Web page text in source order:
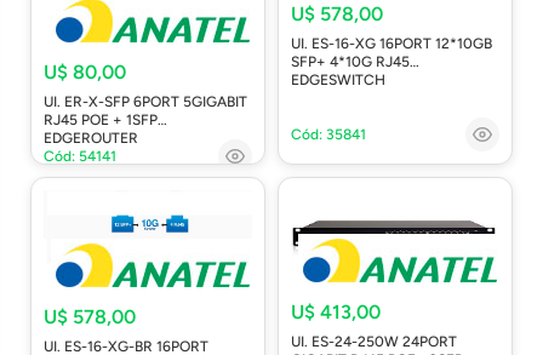
U$ 80,00
UI. ER-X-SFP 6PORT 5GIGABIT
RJ45 POE + 1SFP
EDGEROUTER
Cód: 54141
U$ 578,00
UI. ES-16-XG 16PORT 12*10GB
SFP+ 4*10G RJ45
EDGESWITCH
Cód: 35841
U$ 578,00
UI. ES-16-XG-BR 16PORT
U$ 413,00
UI. ES-24-250W 24PORT